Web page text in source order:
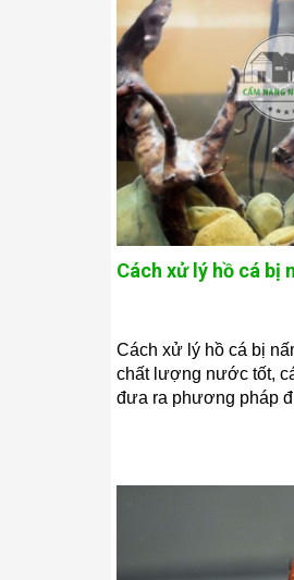
Cách xử lý hồ cá bị
Cách xử lý hồ cá bị
chất lượng nước tốt,
đưa ra phương pháp